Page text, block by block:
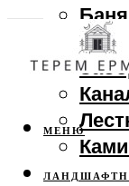
Баня
МЕНЮ